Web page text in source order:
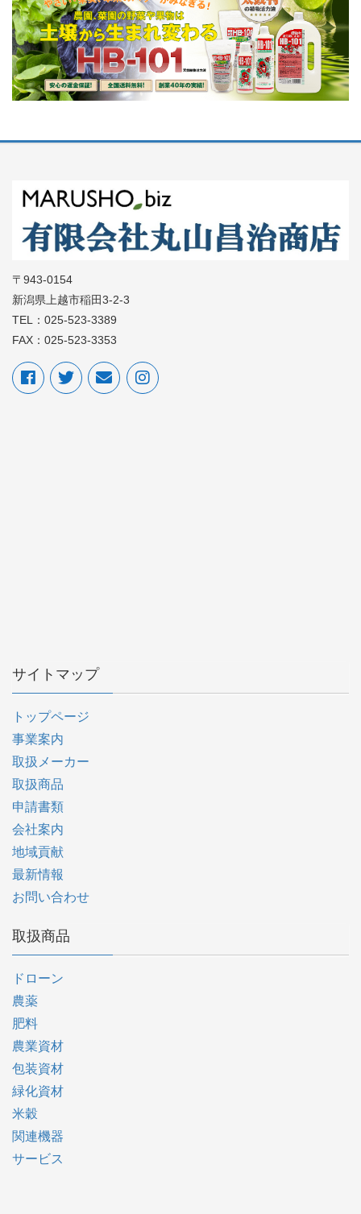
〒943-0154
新潟県上越市稲田3-2-3
TEL：025-523-3389
FAX：025-523-3353
サイトマップ
トップページ
事業案内
取扱メーカー
取扱商品
申請書類
会社案内
地域貢献
最新情報
お問い合わせ
取扱商品
ドローン
農薬
肥料
農業資材
包装資材
緑化資材
米穀
関連機器
サービス